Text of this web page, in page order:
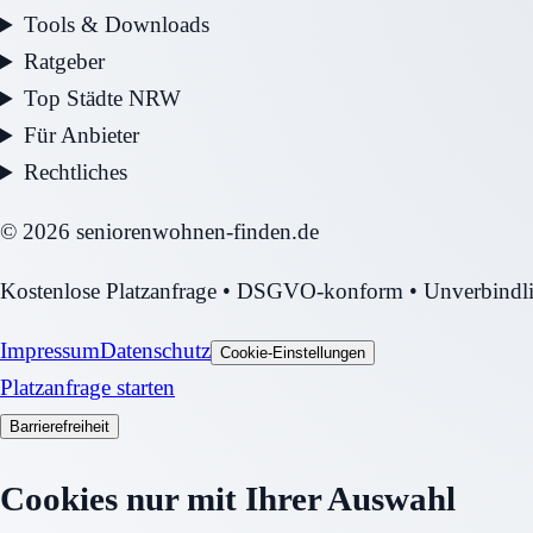
Tools & Downloads
Ratgeber
Top Städte NRW
Für Anbieter
Rechtliches
© 2026 seniorenwohnen-finden.de
Kostenlose Platzanfrage • DSGVO-konform •
ImpressumDatenschutz Cookie-Einstellungen
Platzanfrage starten
Barrierefreiheit
Cookies nur mit Ihrer Auswahl